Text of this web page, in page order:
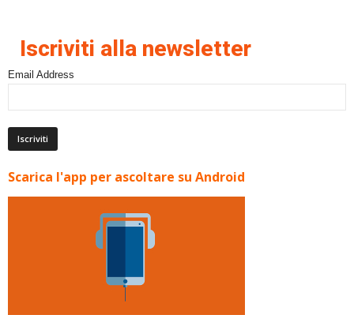
Iscriviti alla newsletter
Email Address
Scarica l'app per ascoltare su Android